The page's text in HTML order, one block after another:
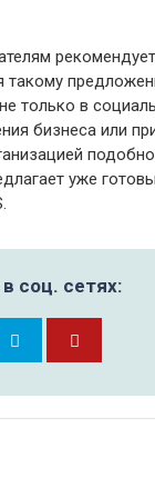
такому
только в
бизнеса или
уже
соц. сетях: